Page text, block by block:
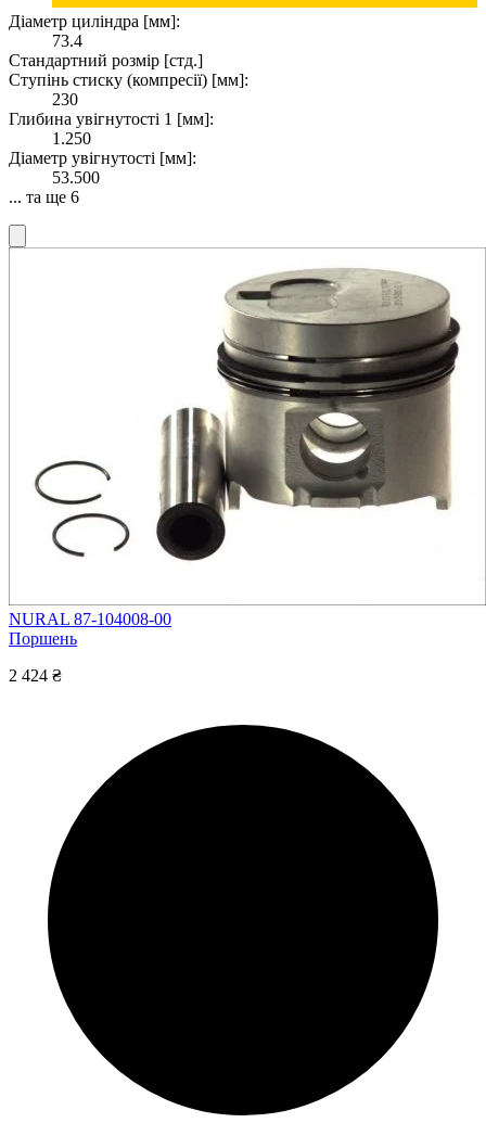
Діаметр циліндра [мм]:
73.4
Стандартний розмір [стд.]
Ступінь стиску (компресії) [мм]:
230
Глибина увігнутості 1 [мм]:
1.250
Діаметр увігнутості [мм]:
53.500
... та ще 6
NURAL 87-104008-00
Поршень
2 424 ₴